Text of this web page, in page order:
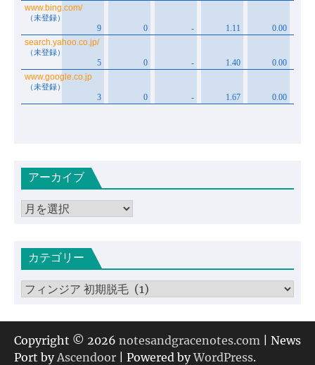
アーカイブ
ア
イカテゴリー
カ
ゴ
リ
ー
Copyright © 2026 notesandgracenotes.com | News
Port by Ascendoor | Powered byWordPress.